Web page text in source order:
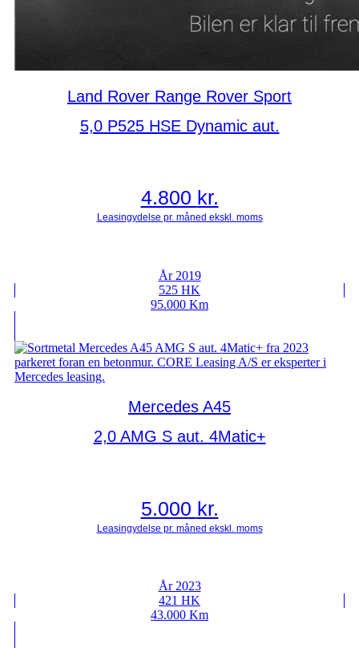
Land Rover Range Rover Sport
5,0 P525 HSE Dynamic aut.
4.800 kr.
År 2019
525 HK
95.000 Km
Mercedes A45
2,0 AMG S aut. 4Matic+
5.000 kr.
År 2023
421 HK
43.000 Km